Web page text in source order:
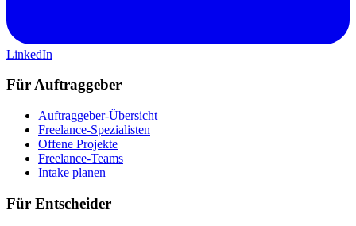
LinkedIn
Für Auftraggeber
Auftraggeber-Übersicht
Freelance-Spezialisten
Offene Projekte
Freelance-Teams
Intake planen
Für Entscheider